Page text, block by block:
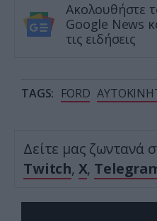
Ακολουθήστε
Google News
τις ειδήσεις
TAGS: FORD
Δείτε μας ζωντανά
Twitch, X,